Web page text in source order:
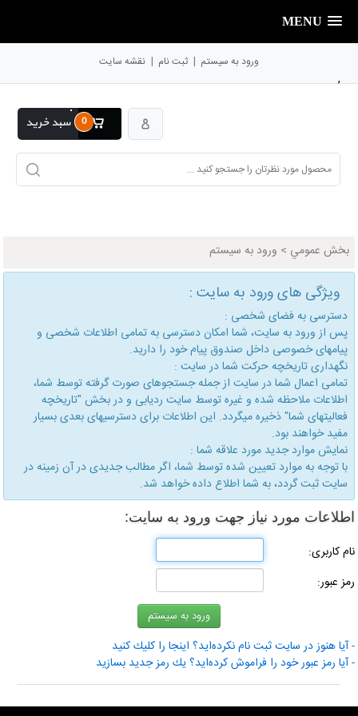
MENU
ورود به سیستم | ثبت نام | نقشه سایت
,
سبد خرید 0
بخش عمومي > ورود به سیستم
ویژگی های ورود به سایت :
دسترسی به فضای شخصی :
پس از ورود به سایت، شما امكان دسترسی به تمامی اطلاعات شخصی و
پیامهای خصوصی داخل صندوق پیام خود را دارید.
نگهداری تاریخچه حركت شما در سایت :
تمامی اعمال شما در سایت از جمله جستجوهای صورت گرفته توسط شما،
اطلاعات ملاحظه شده و غیره توسط سایت ردیابی و در بخش "تاریخچه
فعالیتهای شما" ذخیره میگردد. این اطلاعات برای دسترسیهای بعدی بسیار
مفید خواهند بود.
نمایش موارد جدید مورد علاقه شما :
با توجه به موارد تعیین شده توسط شما، اگر مطالب جدیدی در آن زمینه در
سایت ثبت گردد، به شما اطلاع داده خواهد شد.
اطلاعات مورد نیاز جهت ورود به سایت:
نام كاربری:
رمز عبور:
- آیا هنوز در سایت ثبت نام نكرده‌اید؟ اینجا را كلیك كنید
- آیا رمز عبور خود را فراموش كرده‌اید؟ یك رمز جدید بسازید